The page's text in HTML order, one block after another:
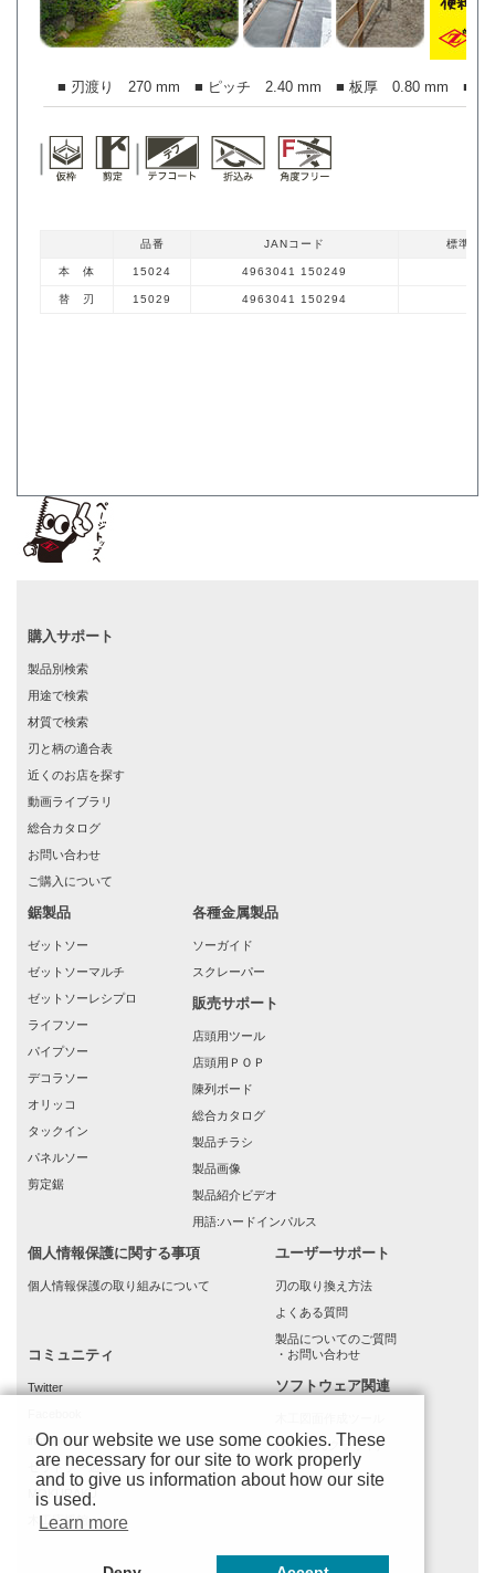
■ 刃渡り 270 mm ■ ピッチ 2.40 mm ■ 板厚 0.80 mm ■ 切
品番 JANコード 標準価
本 体 15024 4963041 150249
替 刃 15029 4963041 150294
購入サポート
製品別検索
用途で検索
材質で検索
刃と柄の適合表
近くのお店を探す
動画ライブラリ
総合カタログ
お問い合わせ
ご購入について
鋸製品
ゼットソー
ゼットソーマルチ
ゼットソーレシプロ
ライフソー
パイプソー
デコラソー
オリッコ
タックイン
パネルソー
剪定鋸
各種金属製品
ソーガイド
スクレーパー
販売サポート
店頭用ツール
店頭用ＰＯＰ
陳列ボード
総合カタログ
製品チラシ
製品画像
製品紹介ビデオ
用語:ハードインパルス
個人情報保護に関する事項
個人情報保護の取り組みについて
コミュニティ
Twitter
instagram
ゼットソー通信
MOKURAKU
木工応援館
ユーザーサポート
刃の取り換え方法
よくある質問
製品についてのご質問
・お問い合わせ
ソフトウェア関連
(もでりんクラウド)
On our website we use some cookies. These
are necessary for our site to work properly
and to give us information about how our site
is used.
Learn more